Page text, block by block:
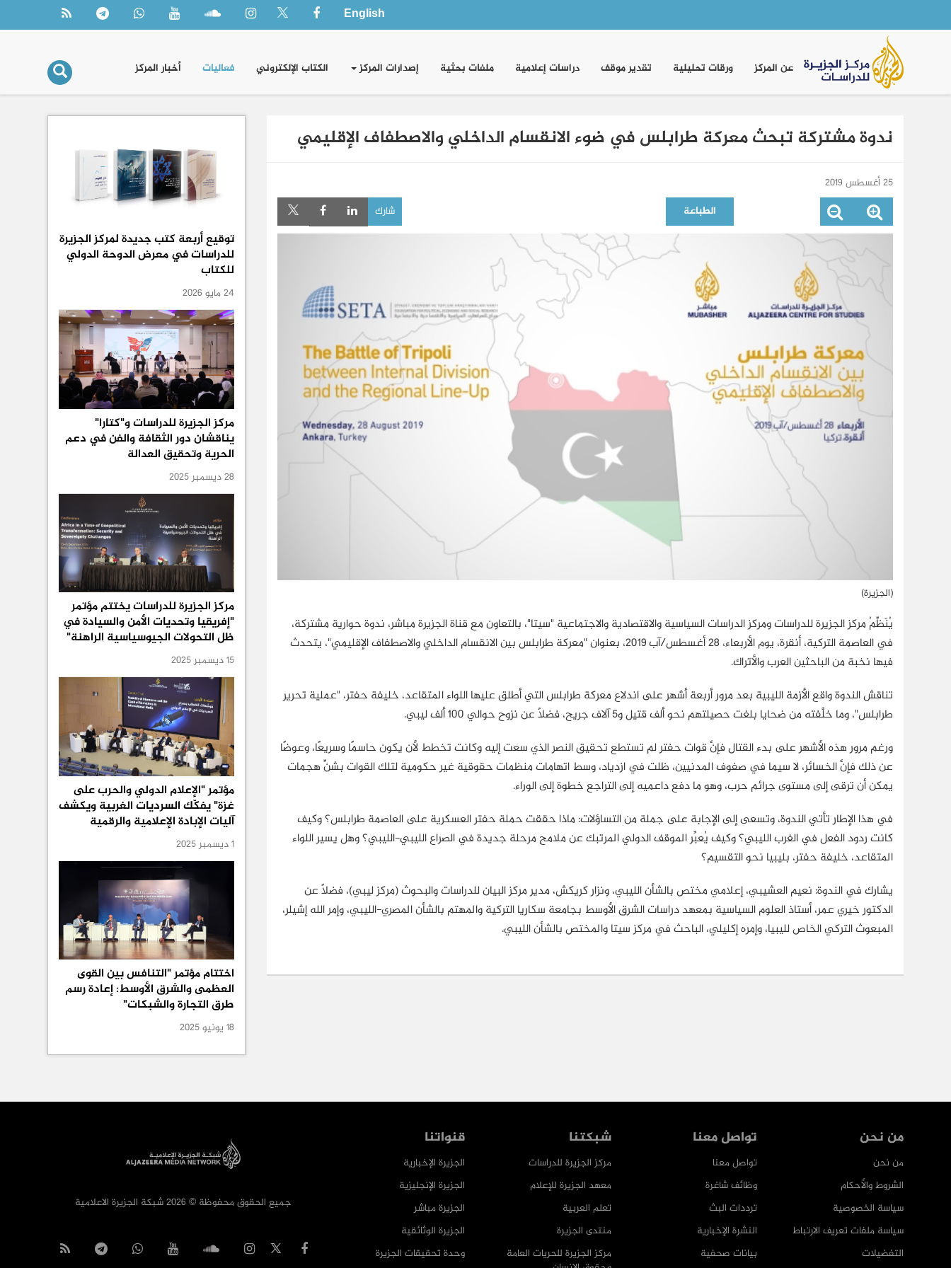
English
Main
navigation عن المركز ورقات تحليلية تقدير موقف دراسات إعلامية ملفات بحثية إصدارات المركز الكتاب الإلكتروني فعاليات أخبار المركز
ندوة مشتركة تبحث معركة طرابلس في ضوء الانقسام الداخلي والاصطفاف الإقليمي
25 أغسطس 2019
الطباعة شارك
(الجزيرة)
يُنَظِّمُ مركز الجزيرة للدراسات ومركز الدراسات السياسية والاقتصادية والاجتماعية "سيتا"، بالتعاون مع قناة الجزيرة مباشر، ندوة حوارية مشتركة،
في العاصمة التركية، أنقرة، يوم الأربعاء، 28 أغسطس/آب 2019، بعنوان "معركة طرابلس بين الانقسام الداخلي والاصطفاف الإقليمي"، يتحدث
فيها نخبة من الباحثين العرب والأتراك.
تناقش الندوة واقع الأزمة الليبية بعد مرور أربعة أشهر على اندلاع معركة طرابلس التي أطلق عليها اللواء المتقاعد، خليفة حفتر، "عملية تحرير
طرابلس"، وما خلَّفته من ضحايا بلغت حصيلتهم نحو ألف قتيل و5 آلاف جريح، فضلًا عن نزوح حوالي 100 ألف ليبي.
ورغم مرور هذه الأشهر على بدء القتال فإنَّ قوات حفتر لم تستطع تحقيق النصر الذي سعت إليه وكانت تخطط لأن يكون حاسمًا وسريعًا، وعوضًا
عن ذلك فإنَّ الخسائر، لا سيما في صفوف المدنيين، ظلت في ازدياد، وسط اتهامات منظمات حقوقية غير حكومية لتلك القوات بشنِّ هجمات
يمكن أن ترقى إلى مستوى جرائم حرب، وهو ما دفع داعميه إلى التراجع خطوة إلى الوراء.
في هذا الإطار تأتي الندوة، وتسعى إلى الإجابة على جملة من التساؤلات: ماذا حققت حملة حفتر العسكرية على العاصمة طرابلس؟ وكيف
كانت ردود الفعل في الغرب الليبي؟ وكيف يُعبِّر الموقف الدولي المرتبك عن ملامح مرحلة جديدة في الصراع الليبي-الليبي؟ وهل يسير اللواء
المتقاعد، خليفة حفتر، بليبيا نحو التقسيم؟
يشارك في الندوة: نعيم العشيبي، إعلامي مختص بالشأن الليبي، ونزار كريكش، مدير مركز البيان للدراسات والبحوث (مركز ليبي)، فضلًا عن
الدكتور خيري عمر، أستاذ العلوم السياسية بمعهد دراسات الشرق الأوسط بجامعة سكاريا التركية والمهتم بالشأن المصري-الليبي، وإمر الله إشيلر،
المبعوث التركي الخاص لليبيا، وإمره إكليلي، الباحث في مركز سيتا والمختص بالشأن الليبي.
توقيع أربعة كتب جديدة لمركز الجزيرة
للدراسات في معرض الدوحة الدولي
للكتاب
24 مايو 2026
مركز الجزيرة للدراسات و"كتارا"
يناقشان دور الثقافة والفن في دعم
الحرية وتحقيق العدالة
28 ديسمبر 2025
مركز الجزيرة للدراسات يختتم مؤتمر
"إفريقيا وتحديات الأمن والسيادة في
ظل التحولات الجيوسياسية الراهنة"
15 ديسمبر 2025
مؤتمر "الإعلام الدولي والحرب على
غزة" يفكّك السرديات الغربية ويكشف
آليات الإبادة الإعلامية والرقمية
1 ديسمبر 2025
اختتام مؤتمر "التنافس بين القوى
العظمى والشرق الأوسط: إعادة رسم
طرق التجارة والشبكات"
18 يونيو 2025
من نحن
من نحن
الشروط والأحكام
سياسة الخصوصية
سياسة ملفات تعريف الارتباط
التفضيلات
تواصل معنا
تواصل معنا
وظائف شاغرة
ترددات البث
النشرة الإخبارية
بيانات صحفية
شبكتنا
مركز الجزيرة للدراسات
معهد الجزيرة للإعلام
تعلم العربية
منتدى الجزيرة
مركز الجزيرة للحريات العامة
قنواتنا
الجزيرة الإخبارية
الجزيرة الإنجليزية
الجزيرة مباشر
الجزيرة الوثائقية
وحدة تحقيقات الجزيرة
جميع الحقوق محفوظة © 2026 شبكة الجزيرة الاعلامية